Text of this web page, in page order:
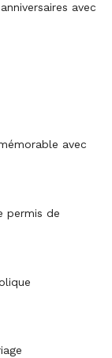
avec
avec
permis de